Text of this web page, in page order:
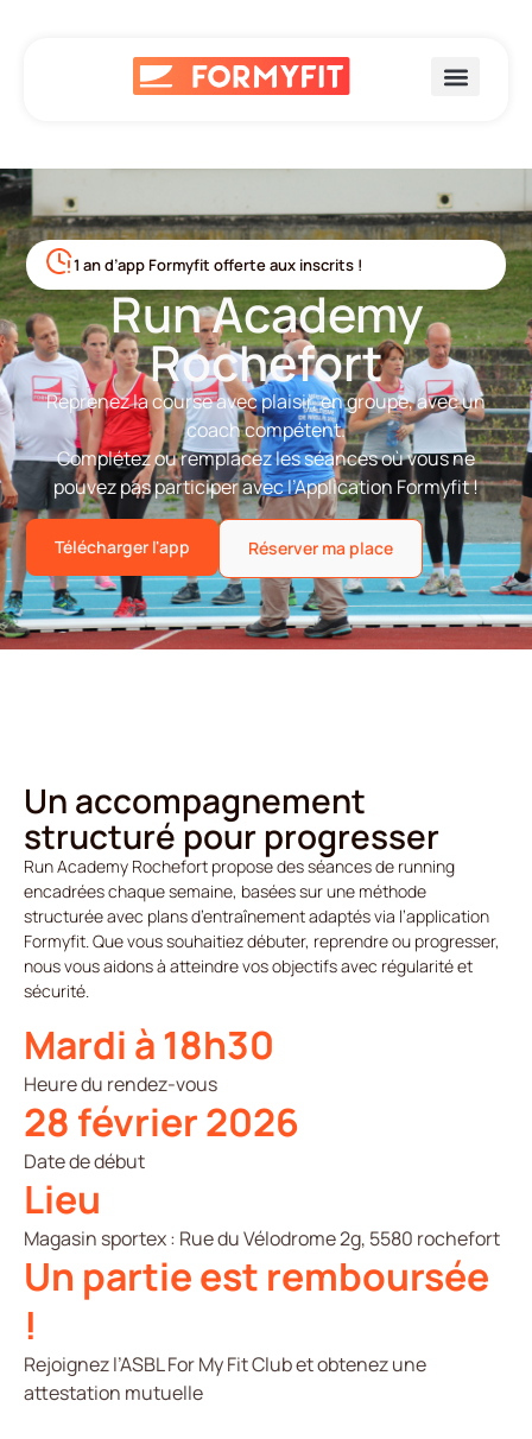
1 an d’app Formyfit offerte aux inscrits !
Run Academy
Rochefort
Reprenez la course avec plaisir, en groupe, avec un
coach compétent.
Complétez ou remplacez les séances où vous ne
pouvez pas participer avec l’Application Formyfit !
Télécharger l'app Réserver ma place
Un accompagnement
structuré pour progresser
Run Academy Rochefort propose des séances de running
encadrées chaque semaine, basées sur une méthode
structurée avec plans d’entraînement adaptés via l’application
Formyfit. Que vous souhaitiez débuter, reprendre ou progresser,
nous vous aidons à atteindre vos objectifs avec régularité et
sécurité.
Mardi à 18h30
Heure du rendez-vous
28 février 2026
Date de début
Lieu
Magasin sportex : Rue du Vélodrome 2g, 5580 rochefort
Un partie est remboursée
!
Rejoignez l’ASBL For My Fit Club et obtenez une
attestation mutuelle